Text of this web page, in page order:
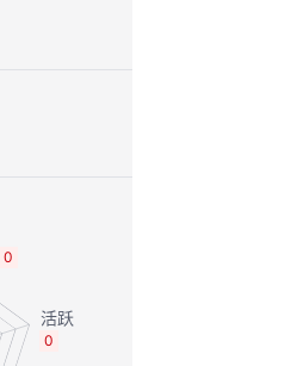
0
0